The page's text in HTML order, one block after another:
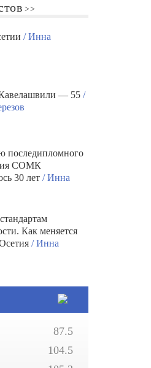
/ Инна
— 55/
последипломного
СОМК
30 лет/ Инна
Как меняется
/ Инна
87.5
104.5